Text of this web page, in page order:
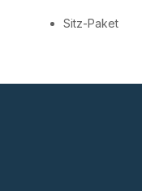
Sitz-Paket